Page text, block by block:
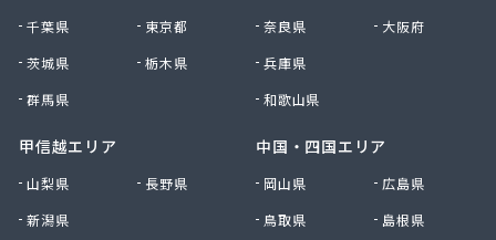
谷中田プロパン店
中央セントラルガス株式会社 宇都宮営業所
中央セントラルガス株式会社 那須営業所
町田屋商店出光興産大沢給油所
津吹商店
津田商店
千葉県
東京都
茨城県
栃木県
群馬県
甲信越エリア
山梨県
長野県
新潟県
奈良県
大阪府
兵庫県
和歌山県
中国・四国エリア
岡山県
広島県
鳥取県
島根県